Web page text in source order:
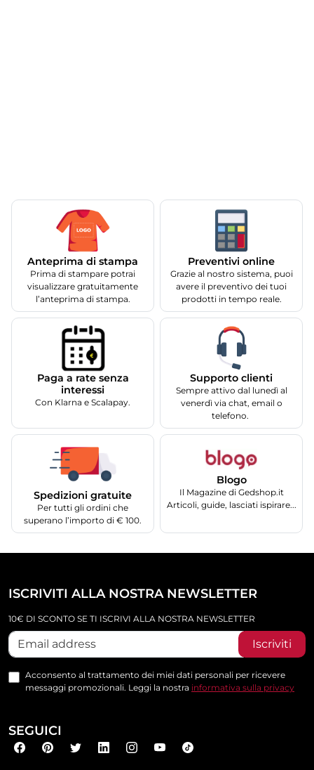
Anteprima di stampa
Prima di stampare potrai
visualizzare gratuitamente
l’anteprima di stampa.
Preventivi online
Grazie al nostro sistema, puoi
avere il preventivo dei tuoi
prodotti in tempo reale.
Paga a rate senza
interessi
Con Klarna e Scalapay.
Supporto clienti
Sempre attivo dal lunedì al
venerdì via chat, email o
telefono.
Spedizioni gratuite
Per tutti gli ordini che
superano l’importo di € 100.
Blogo
Il Magazine di Gedshop.it
Articoli, guide, lasciati ispirare...
ISCRIVITI ALLA NOSTRA NEWSLETTER
10€ DI SCONTO SE TI ISCRIVI ALLA NOSTRA NEWSLETTER
Iscriviti
Acconsento al trattamento dei miei dati personali per ricevere
messaggi promozionali. Leggi la nostra informativa sulla privacy
SEGUICI